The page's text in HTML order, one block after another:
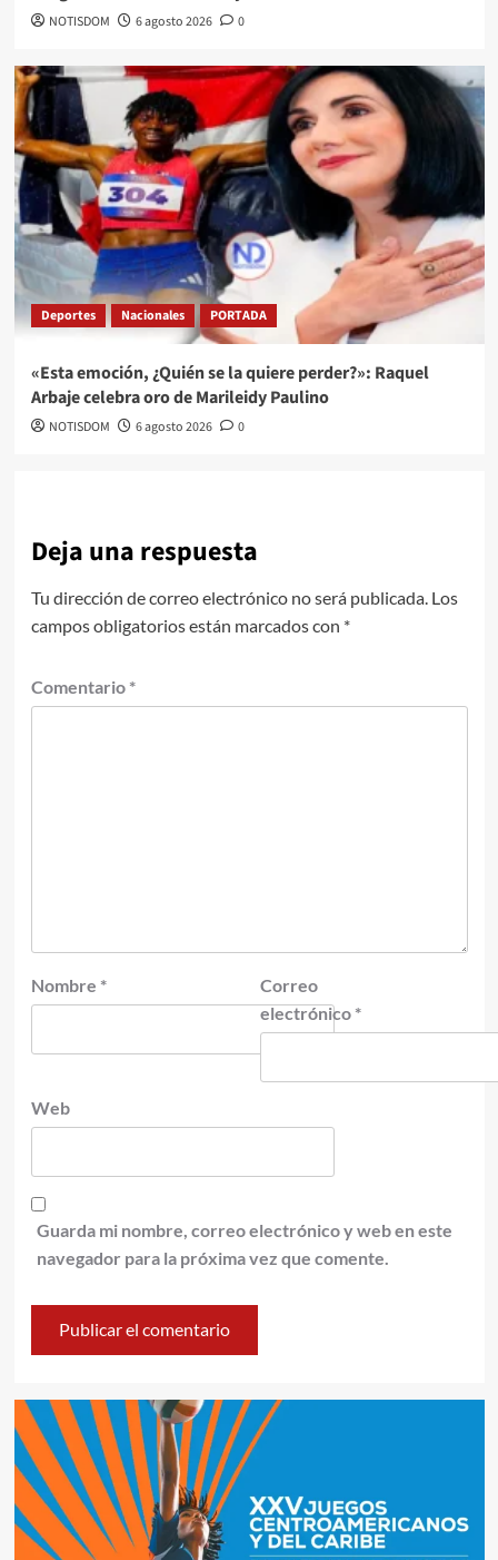
NOTISDOM 6 agosto 2026 0
Deportes Nacionales PORTADA
«Esta emoción, ¿Quién se la quiere perder?»: Raquel
Arbaje celebra oro de Marileidy Paulino
NOTISDOM 6 agosto 2026 0
Deja una respuesta
Tu dirección de correo electrónico no será publicada. Los
campos obligatorios están marcados con *
Comentario *
Nombre *
Correo
electrónico *
Web
Guarda mi nombre, correo electrónico y web en este
navegador para la próxima vez que comente.